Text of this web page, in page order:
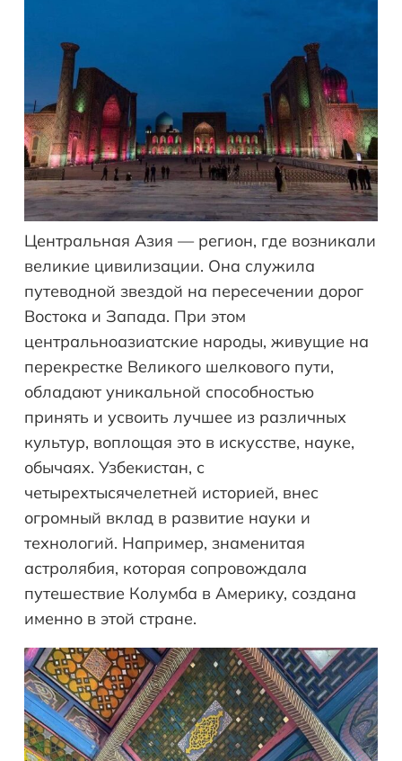
Центральная Азия — регион, где возникали
великие цивилизации. Онa служила
путеводной звездой на пересечении дорог
Востока и Запада. При этом
центральноазиатские народы, живущие на
перекрестке Великого шелкового пути,
обладают уникальной способностью
принять и усвоить лучшее из различных
культур, воплощая это в искусстве, науке,
обычаях. Узбекистан, с
четырехтысячелетней историей, внес
огромный вклад в развитие науки и
технологий. Например, знаменитая
астролябия, которая сопровождала
путешествие Колумба в Америку, создана
именно в этой стране.